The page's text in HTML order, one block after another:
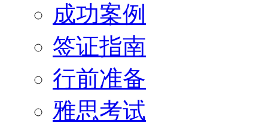
成功案例
签证指南
行前准备
雅思考试